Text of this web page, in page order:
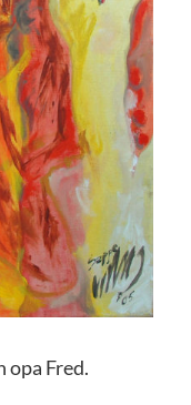
opa Fred.